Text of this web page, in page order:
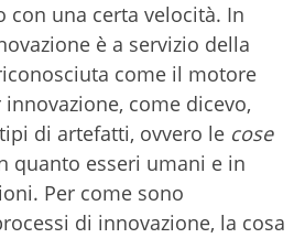
con una certa velocità. In
è a servizio della
come il motore
innovazione, come dicevo,
di artefatti, ovvero le cose
quanto esseri umani e in
Per come sono
di innovazione, la cosa